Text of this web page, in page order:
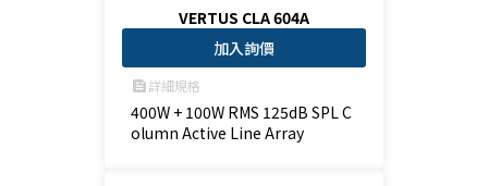
VERTUS CLA 604A
加入詢價
feed詳細規格
400W + 100W RMS 125dB SPL C
olumn Active Line Array